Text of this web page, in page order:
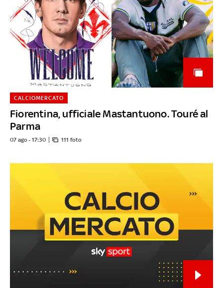
Fiorentina, ufficiale Mastantuono. Touré al
Parma
CALCIOMERCATO
07 ago - 17:30 111 foto